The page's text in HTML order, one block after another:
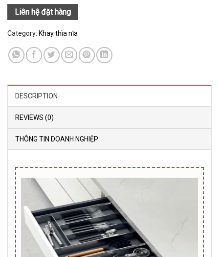
Liên hệ đặt hàng
Category: Khay thìa nĩa
DESCRIPTION
REVIEWS (0)
THÔNG TIN DOANH NGHIỆP